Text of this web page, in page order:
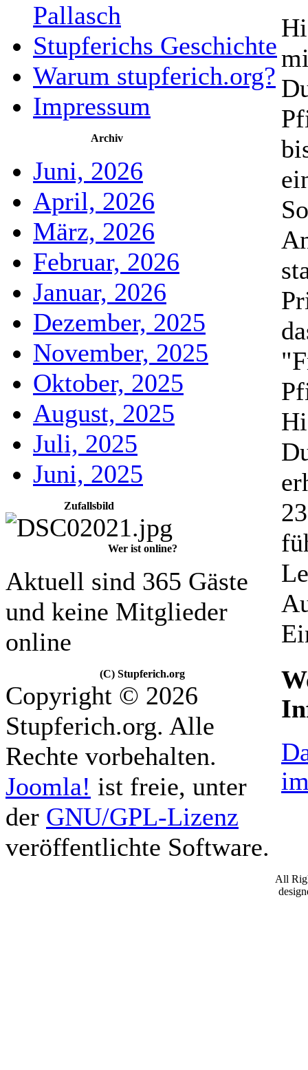
Pallasch
Stupferichs Geschichte
Warum stupferich.org?
Impressum
Archiv
Juni, 2026
April, 2026
März, 2026
Februar, 2026
Januar, 2026
Dezember, 2025
November, 2025
Oktober, 2025
August, 2025
Juli, 2025
Juni, 2025
Zufallsbild
Wer ist online?
Aktuell sind 365 Gäste
und keine Mitglieder
online
(C) Stupferich.org
Copyright © 2026
Stupferich.org. Alle
Rechte vorbehalten.
Joomla! ist freie, unter
der GNU/GPL-Lizenz
veröffentlichte Software.
All